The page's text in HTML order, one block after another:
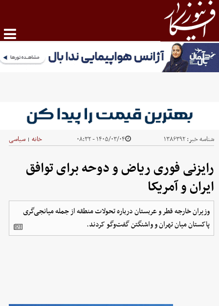
شناسه خبر:۱۳۸۶۳۹۲ ۱۴۰۵/۰۳/۰۴ - ۰۸:۳۲ خانه | سیاسی
رایزنی فوری ریاض و دوحه برای توافق
ایران و آمریکا
وزیران خارجه قطر و عربستان درباره تحولات منطقه از جمله میانجی‌گری
پاکستان میان تهران و واشنگتن گفت‌وگو کردند.